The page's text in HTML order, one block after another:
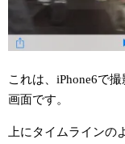
これは、iPhone6で
画面です。
上にタイムライン